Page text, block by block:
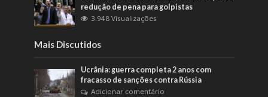
redução de pena para golpistas
3.948 Visualizações
Mais Discutidos
Ucrânia: guerra completa 2 anos com
fracasso de sanções contra Rússia
Adicionar comentário